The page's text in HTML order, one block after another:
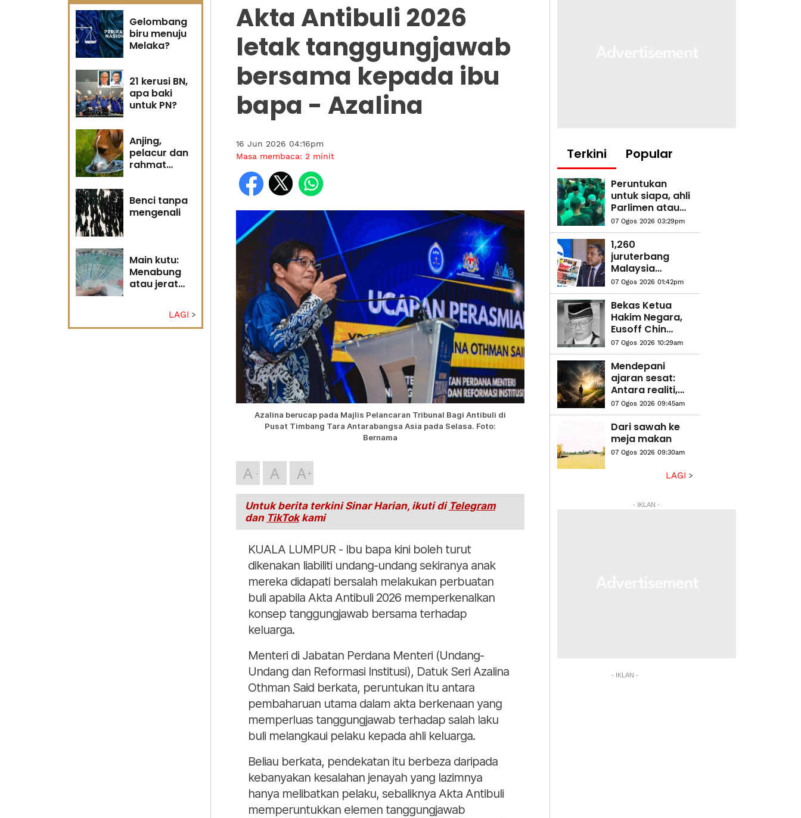
Gelombang
biru menuju
Melaka?
21 kerusi BN,
apa baki
untuk PN?
Anjing,
pelacur dan
rahmat
Benci tanpa
mengenali
Main kutu:
Menabung
atau jerat
LAGI
Akta Antibuli 2026
letak tanggungjawab
bersama kepada ibu
bapa - Azalina
16 Jun 2026 04:16pm
Masa membaca: 2 minit
Azalina berucap pada Majlis Pelancaran Tribunal Bagi Antibuli di
Pusat Timbang Tara Antarabangsa Asia pada Selasa. Foto:
Bernama
A A A
Untuk berita terkini Sinar Harian, ikuti di Telegram
dan TikTokkami
KUALA LUMPUR - Ibu bapa kini boleh turut
dikenakan liabiliti undang-undang sekiranya anak
mereka didapati bersalah melakukan perbuatan
buli apabila Akta Antibuli 2026 memperkenalkan
konsep tanggungjawab bersama terhadap
keluarga.
Menteri di Jabatan Perdana Menteri (Undang-
Undang dan Reformasi Institusi), Datuk Seri Azalina
Othman Said berkata, peruntukan itu antara
pembaharuan utama dalam akta berkenaan yang
memperluas tanggungjawab terhadap salah laku
buli melangkaui pelaku kepada ahli keluarga.
Beliau berkata, pendekatan itu berbeza daripada
kebanyakan kesalahan jenayah yang lazimnya
hanya melibatkan pelaku, sebaliknya Akta Antibuli
memperuntukkan elemen tanggungjawab
Terkini Popular
Peruntukan
untuk siapa, ahli
Parlimen atau
rakyat? - Anwar
07 Ogos 2026 03:29pm
1,260
juruterbang
Malaysia
Airlines jalani
saringan dadah
07 Ogos 2026 01:42pm
Bekas Ketua
Hakim Negara,
Eusoff Chin
meninggal
dunia
07 Ogos 2026 10:29am
Mendepani
ajaran sesat:
Antara realiti,
sejarah dan
cabaran zaman
moden
07 Ogos 2026 09:45am
Dari sawah ke
meja makan
07 Ogos 2026 09:30am
LAGI
- IKLAN -
- IKLAN -